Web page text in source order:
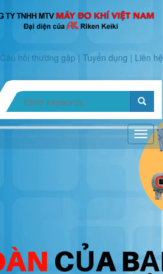
Câu hỏi thường gặp | Tuyển dụng | Liên hệ